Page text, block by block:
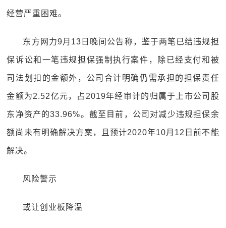
经营严重困难。
东方网力9月13日晚间公告称，鉴于两笔已结违规担
保诉讼和一笔违规担保强制执行案件，除已经支付和被
司法划扣的金额外，公司合计明确仍需承担的担保责任
金额为2.52亿元，占2019年经审计的归属于上市公司股
东净资产的33.96%。截至目前，公司对减少违规担保余
额尚未有明确解决方案，且预计2020年10月12日前不能
解决。
风险警示
或让创业板降温